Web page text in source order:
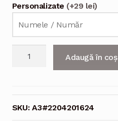
Personalizate (+29 lei)
Adaugă în coș
SKU:A3#2204201624